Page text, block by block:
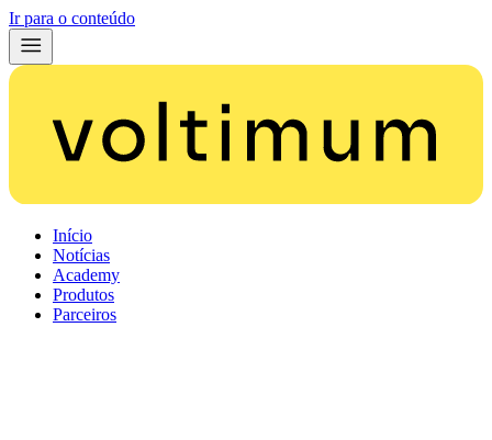
Ir para o conteúdo
Início
Notícias
Academy
Produtos
Parceiros